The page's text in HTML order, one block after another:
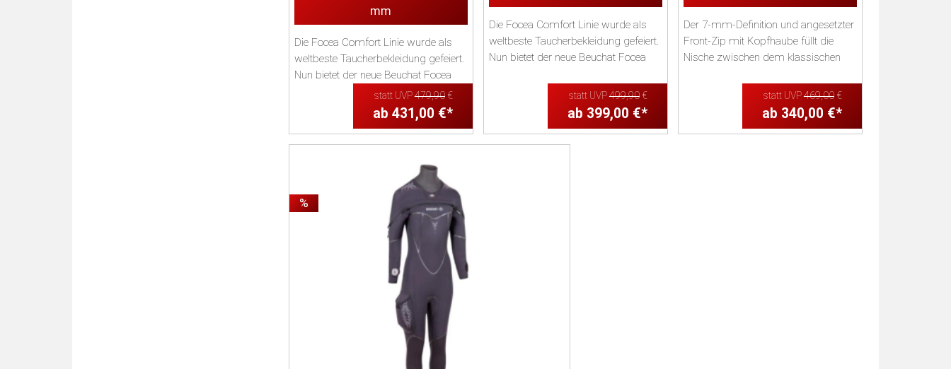
mm
Die Focea Comfort Linie wurde als
weltbeste Taucherbekleidung gefeiert.
Nun bietet der neue Beuchat Focea
statt UVP479,90€
ab 431,00 €*
Die Focea Comfort Linie wurde als
weltbeste Taucherbekleidung gefeiert.
Nun bietet der neue Beuchat Focea
statt UVP499,90€
ab 399,00 €*
Der 7-mm-Definition und angesetzter
Front-Zip mit Kopfhaube füllt die
Nische zwischen dem klassischen
statt UVP469,00€
ab 340,00 €*
%